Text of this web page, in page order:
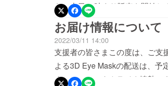
ら！本日19時より販売を開始
せ。《キャンペーン会場》
でお買い得のため、本日、明日
いです！Ostrichpillow JAPAN
お届け情報について
2022/03/11 14:00
支援者の皆さまこの度は、ご支
よる3D Eye Maskの配送は、予
す。ロシア・ウクライナ情勢に